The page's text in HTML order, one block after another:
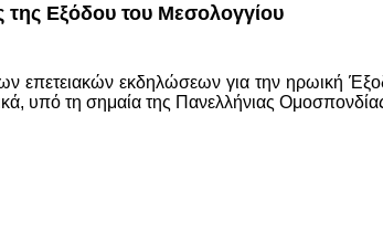
της Εξόδου του Μεσολογγίου
επετειακών εκδηλώσεων για την ηρωική
υπό τη σημαία της Πανελλήνιας